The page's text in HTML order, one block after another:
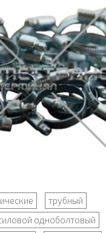
трубный
одноболтовый